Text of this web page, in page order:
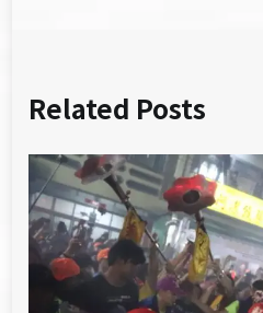
Related Posts